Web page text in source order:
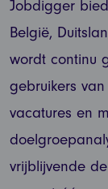
Jobdigger
België,
wordt continu
gebruikers
vacatures en
vrijblijvende